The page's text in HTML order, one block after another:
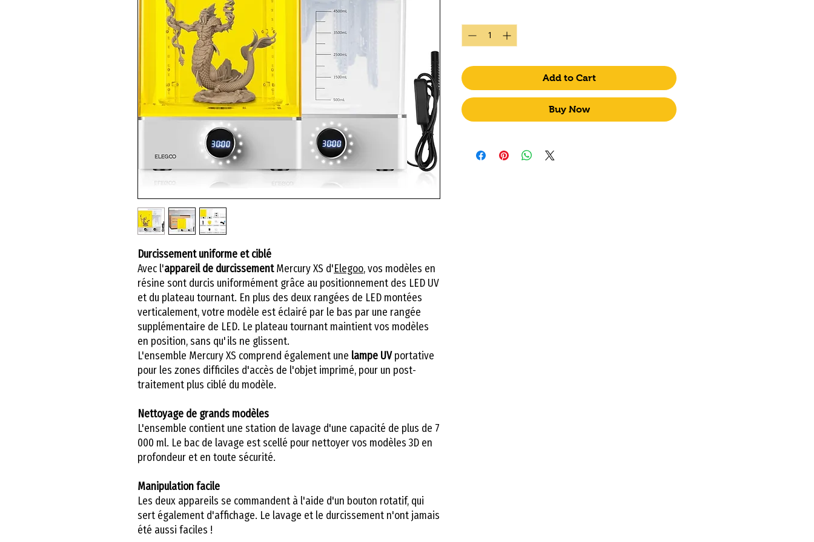
Durcissement uniforme et ciblé
Avec l'appareil de durcissementMercury XS d'Elegoo, vos modèles en
résine sont durcis uniformément grâce au positionnement des LED UV
et du plateau tournant. En plus des deux rangées de LED montées
verticalement, votre modèle est éclairé par le bas par une rangée
supplémentaire de LED. Le plateau tournant maintient vos modèles
en position, sans qu'ils ne glissent.
L'ensemble Mercury XS comprend également une lampe UVportative
pour les zones difficiles d'accès de l'objet imprimé, pour un post-
traitement plus ciblé du modèle.
Nettoyage de grands modèles
L'ensemble contient une station de lavage d'une capacité de plus de 7
000 ml. Le bac de lavage est scellé pour nettoyer vos modèles 3D en
profondeur et en toute sécurité.
Manipulation facile
Les deux appareils se commandent à l'aide d'un bouton rotatif, qui
sert également d'affichage. Le lavage et le durcissement n'ont jamais
été aussi faciles !
Add to Cart
Buy Now